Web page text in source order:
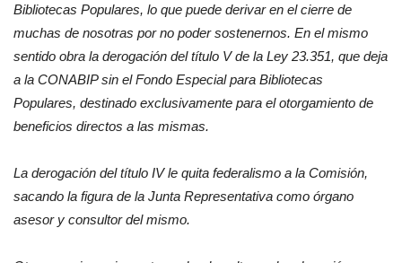
Bibliotecas Populares, lo que puede derivar en el cierre de
muchas de nosotras por no poder sostenernos. En el mismo
sentido obra la derogación del título V de la Ley 23.351, que deja
a la CONABIP sin el Fondo Especial para Bibliotecas
Populares, destinado exclusivamente para el otorgamiento de
beneficios directos a las mismas.
La derogación del título IV le quita federalismo a la Comisión,
sacando la figura de la Junta Representativa como órgano
asesor y consultor del mismo.